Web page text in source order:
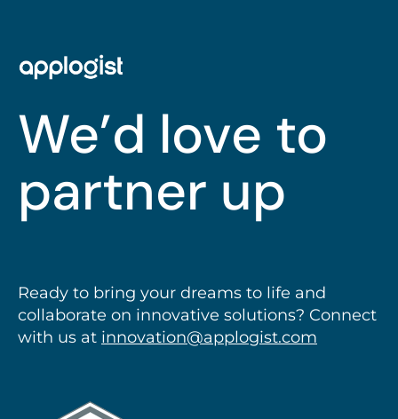
We’d love to
partner up
Ready to bring your dreams to life and
collaborate on innovative solutions? Connect
with us at innovation@applogist.com